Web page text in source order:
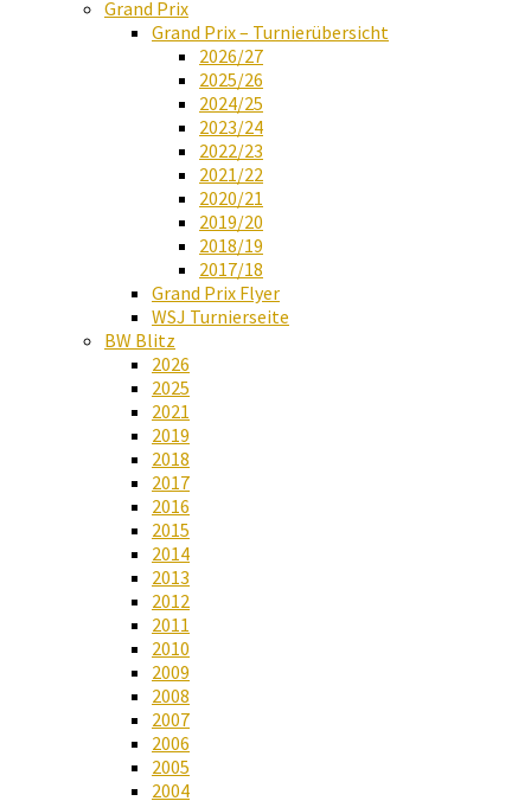
Grand Prix
Grand Prix – Turnierübersicht
2026/27
2025/26
2024/25
2023/24
2022/23
2021/22
2020/21
2019/20
2018/19
2017/18
Grand Prix Flyer
WSJ Turnierseite
BW Blitz
2026
2025
2021
2019
2018
2017
2016
2015
2014
2013
2012
2011
2010
2009
2008
2007
2006
2005
2004